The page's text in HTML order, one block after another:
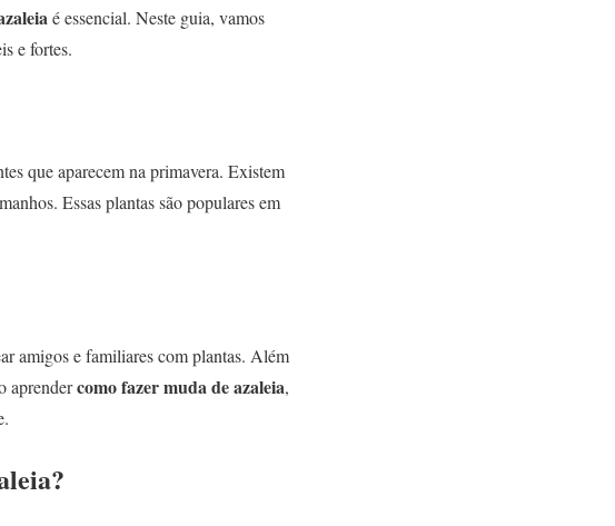
é essencial. Neste guia, vamos
e fortes.
que aparecem na primavera. Existem
Essas plantas são populares em
amigos e familiares com plantas. Além
aprendercomo fazer muda de azaleia,